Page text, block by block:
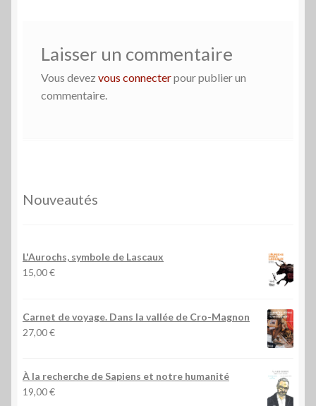
Laisser un commentaire
Vous devez vous connecterpour publier un
commentaire.
Nouveautés
L'Aurochs, symbole de Lascaux
15,00€
Carnet de voyage. Dans la vallée de Cro-Magnon
27,00€
À la recherche de Sapiens et notre humanité
19,00€